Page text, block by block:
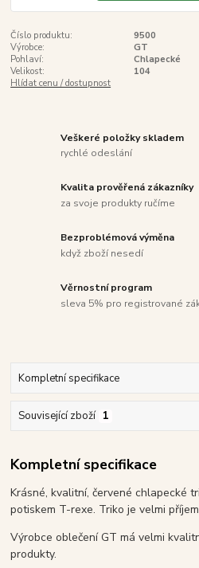
Číslo produktu:
9500
Výrobce:
GT
Pohlaví:
Chlapecké
Velikost:
104
Hlídat cenu / dostupnost
Veškeré položky skladem
rychlé odeslání
Kvalita prověřená zákazníky
za svoje produkty ručíme
Bezproblémová výměna
když zboží nesedí
Věrnostní program
sleva 5% pro registrované
Kompletní specifikace
Související zboží 1
Kompletní specifikace
Krásné, kvalitní, červené chlapecké
potiskem T-rexe. Triko je velmi
Výrobce oblečení GT má velmi
produkty.